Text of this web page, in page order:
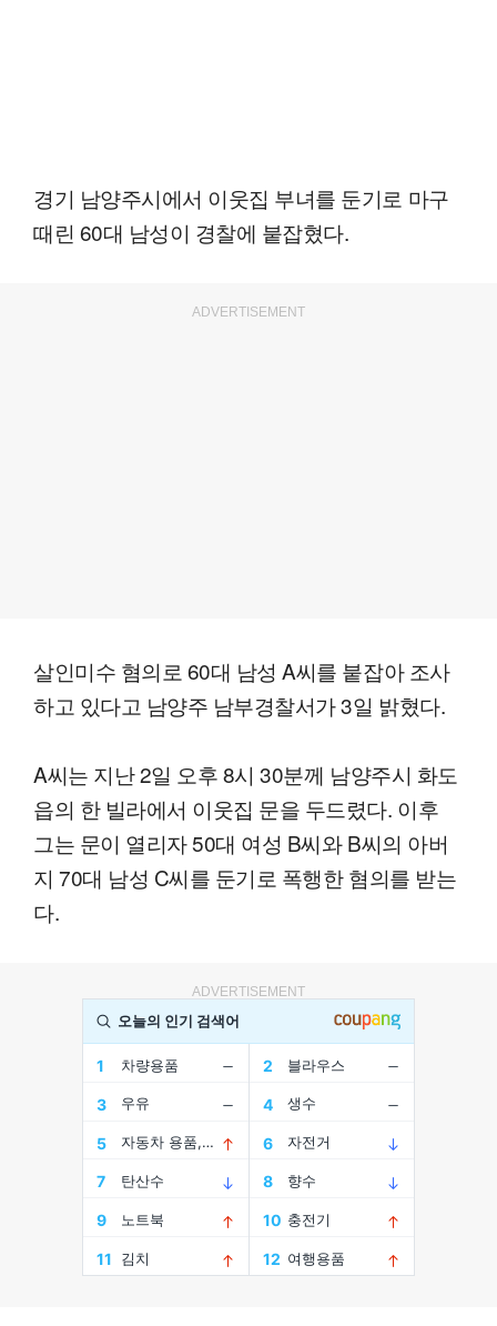
경기 남양주시에서 이웃집 부녀를 둔기로 마구
때린 60대 남성이 경찰에 붙잡혔다.
ADVERTISEMENT
살인미수 혐의로 60대 남성 A씨를 붙잡아 조사
하고 있다고 남양주 남부경찰서가 3일 밝혔다.
A씨는 지난 2일 오후 8시 30분께 남양주시 화도
읍의 한 빌라에서 이웃집 문을 두드렸다. 이후
그는 문이 열리자 50대 여성 B씨와 B씨의 아버
지 70대 남성 C씨를 둔기로 폭행한 혐의를 받는
다.
ADVERTISEMENT